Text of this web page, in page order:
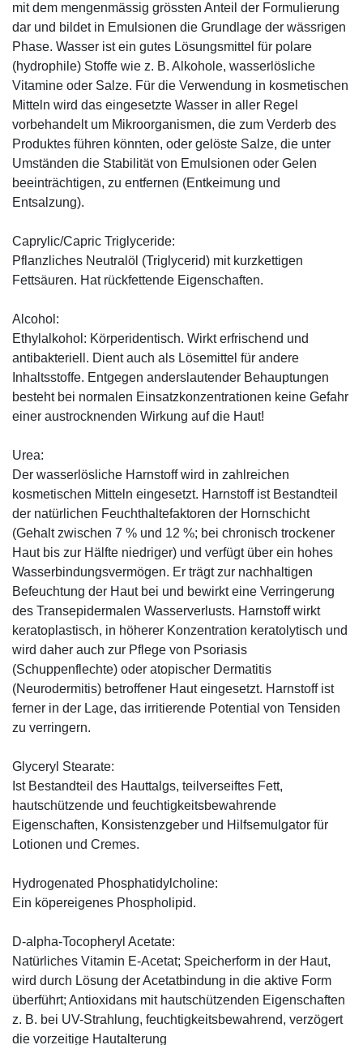
mit dem mengenmässig grössten Anteil der Formulierung
dar und bildet in Emulsionen die Grundlage der wässrigen
Phase. Wasser ist ein gutes Lösungsmittel für polare
(hydrophile) Stoffe wie z. B. Alkohole, wasserlösliche
Vitamine oder Salze. Für die Verwendung in kosmetischen
Mitteln wird das eingesetzte Wasser in aller Regel
vorbehandelt um Mikroorganismen, die zum Verderb des
Produktes führen könnten, oder gelöste Salze, die unter
Umständen die Stabilität von Emulsionen oder Gelen
beeinträchtigen, zu entfernen (Entkeimung und
Entsalzung).
Caprylic/Capric Triglyceride:
Pflanzliches Neutralöl (Triglycerid) mit kurzkettigen
Fettsäuren. Hat rückfettende Eigenschaften.
Alcohol:
Ethylalkohol: Körperidentisch. Wirkt erfrischend und
antibakteriell. Dient auch als Lösemittel für andere
Inhaltsstoffe. Entgegen anderslautender Behauptungen
besteht bei normalen Einsatzkonzentrationen keine Gefahr
einer austrocknenden Wirkung auf die Haut!
Urea:
Der wasserlösliche Harnstoff wird in zahlreichen
kosmetischen Mitteln eingesetzt. Harnstoff ist Bestandteil
der natürlichen Feuchthaltefaktoren der Hornschicht
(Gehalt zwischen 7 % und 12 %; bei chronisch trockener
Haut bis zur Hälfte niedriger) und verfügt über ein hohes
Wasserbindungsvermögen. Er trägt zur nachhaltigen
Befeuchtung der Haut bei und bewirkt eine Verringerung
des Transepidermalen Wasserverlusts. Harnstoff wirkt
keratoplastisch, in höherer Konzentration keratolytisch und
wird daher auch zur Pflege von Psoriasis
(Schuppenflechte) oder atopischer Dermatitis
(Neurodermitis) betroffener Haut eingesetzt. Harnstoff ist
ferner in der Lage, das irritierende Potential von Tensiden
zu verringern.
Glyceryl Stearate:
Ist Bestandteil des Hauttalgs, teilverseiftes Fett,
hautschützende und feuchtigkeitsbewahrende
Eigenschaften, Konsistenzgeber und Hilfsemulgator für
Lotionen und Cremes.
Hydrogenated Phosphatidylcholine:
Ein köpereigenes Phospholipid.
D-alpha-Tocopheryl Acetate:
Natürliches Vitamin E-Acetat; Speicherform in der Haut,
wird durch Lösung der Acetatbindung in die aktive Form
überführt; Antioxidans mit hautschützenden Eigenschaften
z. B. bei UV-Strahlung, feuchtigkeitsbewahrend, verzögert
die vorzeitige Hautalterung